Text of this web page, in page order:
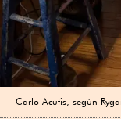
Carlo Acutis, según